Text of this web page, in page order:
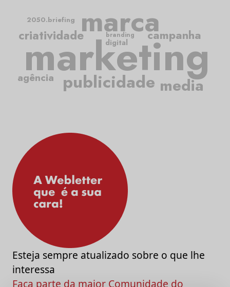
marketing
publicidade
marca
criatividade campanha
media
agência
digital
2050.briefing
branding
Esteja sempre atualizado sobre o que lhe
interessa
Faça parte da maior Comunidade do